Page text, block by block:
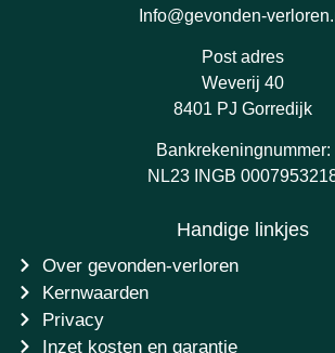
Info@gevonden-
Post adres
Weverij 40
8401 PJ Gorredijk
Bankrekeningnummer:
NL23 INGB
Handige linkjes
Over gevonden-verloren
Kernwaarden
Privacy
Inzet kosten en garantie